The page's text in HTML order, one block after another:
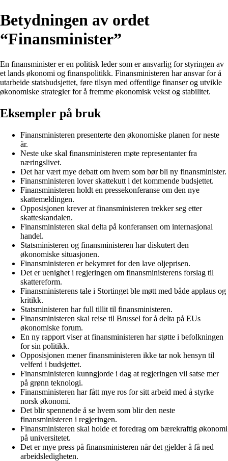
Betydningen av ordet
“Finansminister”
En finansminister er en politisk leder som er ansvarlig for styringen av
et lands økonomi og finanspolitikk. Finansministeren har ansvar for å
utarbeide statsbudsjettet, føre tilsyn med offentlige finanser og utvikle
økonomiske strategier for å fremme økonomisk vekst og stabilitet.
Eksempler på bruk
Finansministeren presenterte den økonomiske planen for neste
år.
Neste uke skal finansministeren møte representanter fra
næringslivet.
Det har vært mye debatt om hvem som bør bli ny finansminister.
Finansministeren lover skattekutt i det kommende budsjettet.
Finansministeren holdt en pressekonferanse om den nye
skattemeldingen.
Opposisjonen krever at finansministeren trekker seg etter
skatteskandalen.
Finansministeren skal delta på konferansen om internasjonal
handel.
Statsministeren og finansministeren har diskutert den
økonomiske situasjonen.
Finansministeren er bekymret for den lave oljeprisen.
Det er uenighet i regjeringen om finansministerens forslag til
skattereform.
Finansministerens tale i Stortinget ble møtt med både applaus og
kritikk.
Statsministeren har full tillit til finansministeren.
Finansministeren skal reise til Brussel for å delta på EUs
økonomiske forum.
En ny rapport viser at finansministeren har støtte i befolkningen
for sin politikk.
Opposisjonen mener finansministeren ikke tar nok hensyn til
velferd i budsjettet.
Finansministeren kunngjorde i dag at regjeringen vil satse mer
på grønn teknologi.
Finansministeren har fått mye ros for sitt arbeid med å styrke
norsk økonomi.
Det blir spennende å se hvem som blir den neste
finansministeren i regjeringen.
Finansministeren skal holde et foredrag om bærekraftig økonomi
på universitetet.
Det er mye press på finansministeren når det gjelder å få ned
arbeidsledigheten.